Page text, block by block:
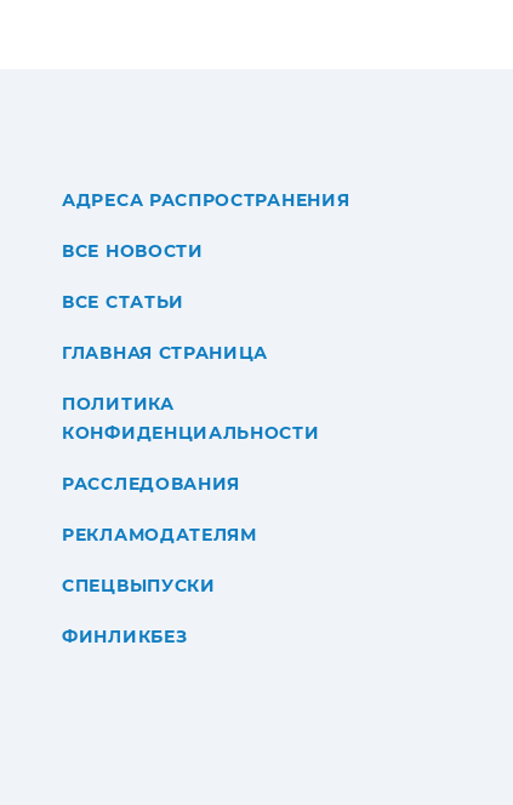
АДРЕСА РАСПРОСТРАНЕНИЯ
ВСЕ НОВОСТИ
ВСЕ СТАТЬИ
ГЛАВНАЯ СТРАНИЦА
ПОЛИТИКА
КОНФИДЕНЦИАЛЬНОСТИ
РАССЛЕДОВАНИЯ
РЕКЛАМОДАТЕЛЯМ
СПЕЦВЫПУСКИ
ФИНЛИКБЕЗ